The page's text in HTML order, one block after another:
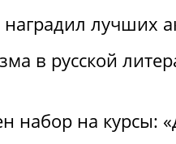
наградил лучших
в русской
набор на курсы: